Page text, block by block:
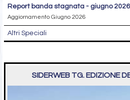
report banda stagnata - giugno 2026
Aggiornamento Giugno 2026
Altri Speciali
SIDERWEB TG. EDIZIONE